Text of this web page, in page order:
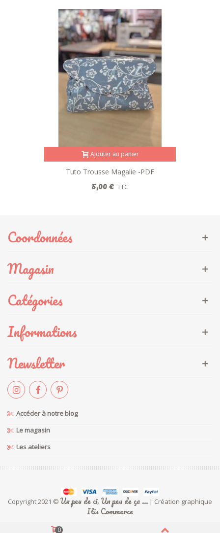
Ajouter au panier
Tuto Trousse Magalie -PDF
5,00 € TTC
Coordonnées
Magasin
Catégories
Informations
Newsletter
Accéder à notre blog
Le magasin
Les ateliers
Copyright 2021 © Un peu de ci, Un peu de ça ... | Création graphique
Itis Commerce
0